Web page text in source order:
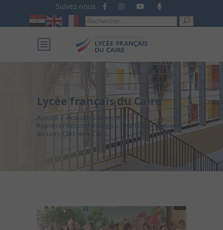
Suivez-nous
Recherche
pour :
Lycée français du Caire
Accueil / Actualités et projets
/
Représentation théâtrale – Yvain ou le Chevalier
au Lion- CM1 New Cairo.